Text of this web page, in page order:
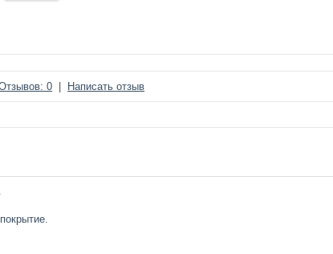
0 Написать отзыв